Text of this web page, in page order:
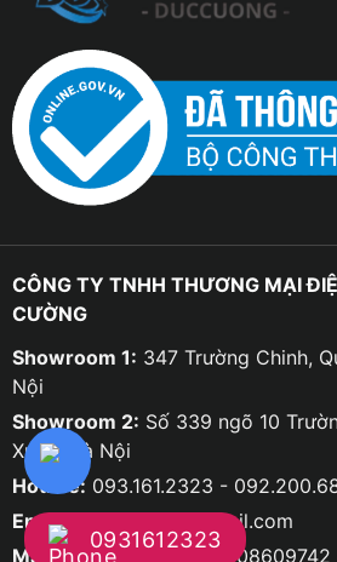
CÔNG TY TNHH THƯƠNG MẠI
CƯỜNG
Showroom 1: 347 Trường Chinh,
Nội
Showroom 2: Số 339 ngõ 10
Xuân, Hà Nội
Hotline:093.161.2323 -
Email:ducco8668@gmail.com
Mã số doanh nghiệp:0108609742
0931612323